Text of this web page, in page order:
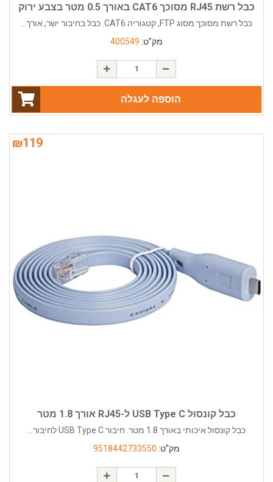
כבל רשת RJ45 מסוכך CAT6 באורך 0.5 מטר בצבע ירוק
כבל רשת מסוכך מסוג FTP, קטגוריה CAT6. כבל בחיבור ישר, אורך...
מק"ט: 400549
הוספה לעגלה
₪119
כבל קונסול USB Type C ל-RJ45 אורך 1.8 מטר
כבל קונסול איכותי באורך 1.8 מטר. חיבור USB Type C לחיבור...
מק"ט: 9518442733550